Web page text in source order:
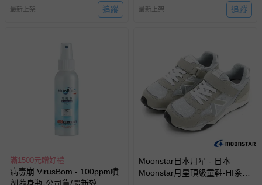
最新上架 追蹤 最新上架 追蹤
滿1500元贈好禮
病毒崩 VirusBom - 100ppm噴
Moonstar日本月星 - 日本
Moonstar月星頂級童鞋-HI系列